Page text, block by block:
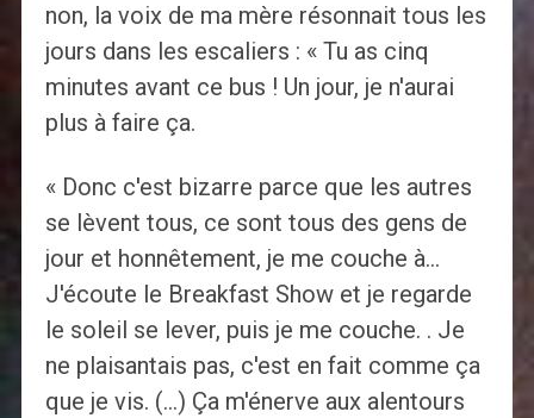
non, la voix de ma mère résonnait tous les
jours dans les escaliers : « Tu as cinq
minutes avant ce bus ! Un jour, je n'aurai
plus à faire ça.
« Donc c'est bizarre parce que les autres
se lèvent tous, ce sont tous des gens de
jour et honnêtement, je me couche à…
J'écoute le Breakfast Show et je regarde
le soleil se lever, puis je me couche. . Je
ne plaisantais pas, c'est en fait comme ça
que je vis. (…) Ça m'énerve aux alentours